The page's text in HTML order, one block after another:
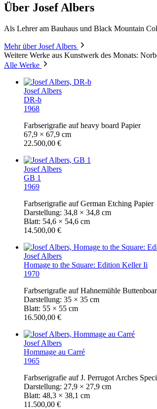
Über Josef Albers
Als Lehrer am Bauhaus und Black Mountain
Mehr über Josef Albers
Weitere Werke aus Kunstwerk des Monats:
Alle Werke
Josef Albers
DR-b
1968
Farbserigrafie auf heavy board Papier
67,9 × 67,9 cm
22.500,00 €
Josef Albers
GB 1
1969
Farbserigrafie auf German Etching Papier
Darstellung: 34,8 × 34,8 cm
Blatt: 54,6 × 54,6 cm
14.500,00 €
Josef Albers
Homage to the Square: Edition Keller Ii
1970
Farbserigrafie auf Hahnemühle
Darstellung: 35 × 35 cm
Blatt: 55 × 55 cm
16.500,00 €
Josef Albers
Hommage au Carré
1965
Farbserigrafie auf J. Perrugot Arches
Darstellung: 27,9 × 27,9 cm
Blatt: 48,3 × 38,1 cm
11.500,00 €